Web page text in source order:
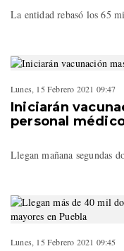
La entidad rebasó los 65
Lunes, 15 Febrero 2021 09:47
Iniciarán
personal
Llegan mañana segundas
Lunes, 15 Febrero 2021 09:45